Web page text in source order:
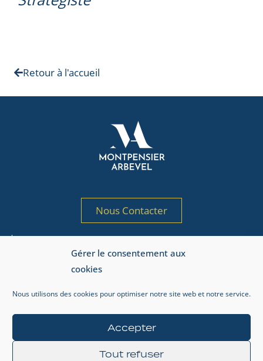
Gérer le consentement aux
cookies
Nous utilisons des cookies pour optimiser notre site web et notre service.
Accepter
Tout refuser
Retour à l'accueil
Nous Contacter
par l’AMF sous le n° GP 97-125
Adresse AMF : 17, place de la Bourse, 75002 Paris.